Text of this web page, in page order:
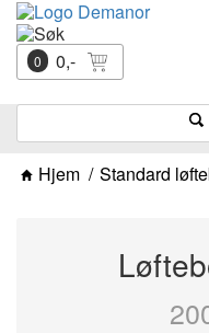
0
0,-
Hjem Standard